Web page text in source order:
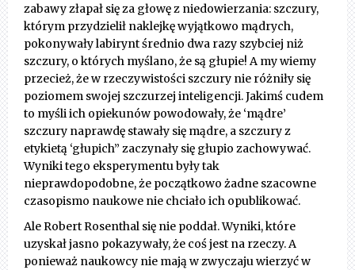
zabawy złapał się za głowę z niedowierzania: szczury,
którym przydzielił naklejkę wyjątkowo mądrych,
pokonywały labirynt średnio dwa razy szybciej niż
szczury, o których myślano, że są głupie! A my wiemy
przecież, że w rzeczywistości szczury nie różniły się
poziomem swojej szczurzej inteligencji. Jakimś cudem
to myśli ich opiekunów powodowały, że ‘mądre’
szczury naprawdę stawały się mądre, a szczury z
etykietą ‘głupich” zaczynały się głupio zachowywać.
Wyniki tego eksperymentu były tak
nieprawdopodobne, że początkowo żadne szacowne
czasopismo naukowe nie chciało ich opublikować.
Ale Robert Rosenthal się nie poddał. Wyniki, które
uzyskał jasno pokazywały, że coś jest na rzeczy. A
ponieważ naukowcy nie mają w zwyczaju wierzyć w